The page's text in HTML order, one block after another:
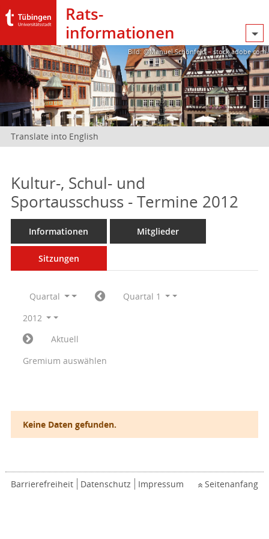
Rats­
informationen
Bild: @Manuel Schönfeld – stock.adobe.com
Translate into English
Kultur-, Schul- und
Sportausschuss - Termine 2012
Informationen Mitglieder
Sitzungen
Quartal
Quartal 1
2012
Aktuell
Gremium auswählen
Keine Daten gefunden.
Barrierefreiheit Datenschutz Impressum Seitenanfang